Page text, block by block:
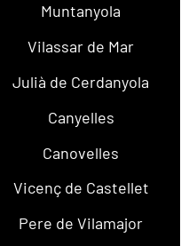
Muntanyola
Vilassar de Mar
Julià de Cerdanyola
Canyelles
Canovelles
Vicenç de Castellet
Pere de Vilamajor